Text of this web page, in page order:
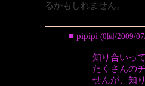
るかもしれません。
■ pipipi (0回/2009/
知り合いっ
たくさんの
せんが、知